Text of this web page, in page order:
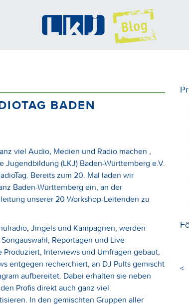
BADEN
viel Audio, Medien und Radio machen ,
(LKJ) Baden-Württemberg e.V.
Bereits zum 20. Mal laden wir
Baden-Württemberg ein, an der
unserer 20 Workshop-Leitenden zu
Jingels und Kampagnen, werden
Reportagen und Live
Interviews und Umfragen gebaut,
entgegen recherchiert, an DJ Pults gemischt
aufbereitet. Dabei erhalten sie neben
Profis direkt auch ganz viel
In den gemischten Gruppen aller
<